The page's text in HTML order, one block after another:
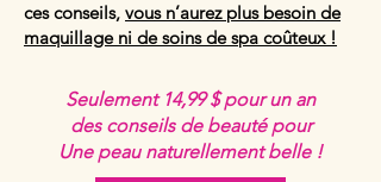
ces conseils, vous n’aurez plus besoin de
maquillage ni de soins de spa coûteux !
Seulement 14,99 $ pour un an
des conseils de beauté pour
Une peau naturellement belle !